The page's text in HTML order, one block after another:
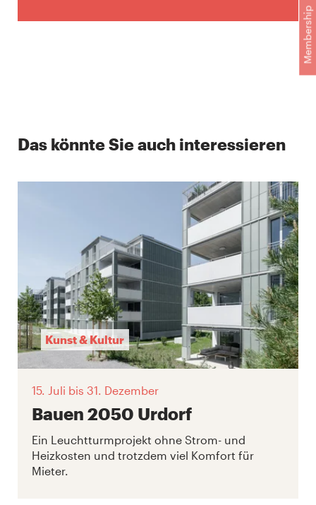
Membership
Das könnte Sie auch interessieren
Kunst & Kultur
15. Juli bis 31. Dezember
Bauen 2050 Urdorf
Ein Leuchtturmprojekt ohne Strom- und
Heizkosten und trotzdem viel Komfort für
Mieter.